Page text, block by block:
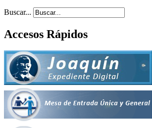
Buscar...
Accesos Rápidos